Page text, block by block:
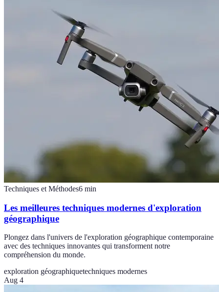
Techniques et Méthodes6 min
Les meilleures techniques modernes d'exploration
géographique
Plongez dans l'univers de l'exploration géographique contemporaine
avec des techniques innovantes qui transforment notre
compréhension du monde.
exploration géographiquetechniques modernes
Aug 4